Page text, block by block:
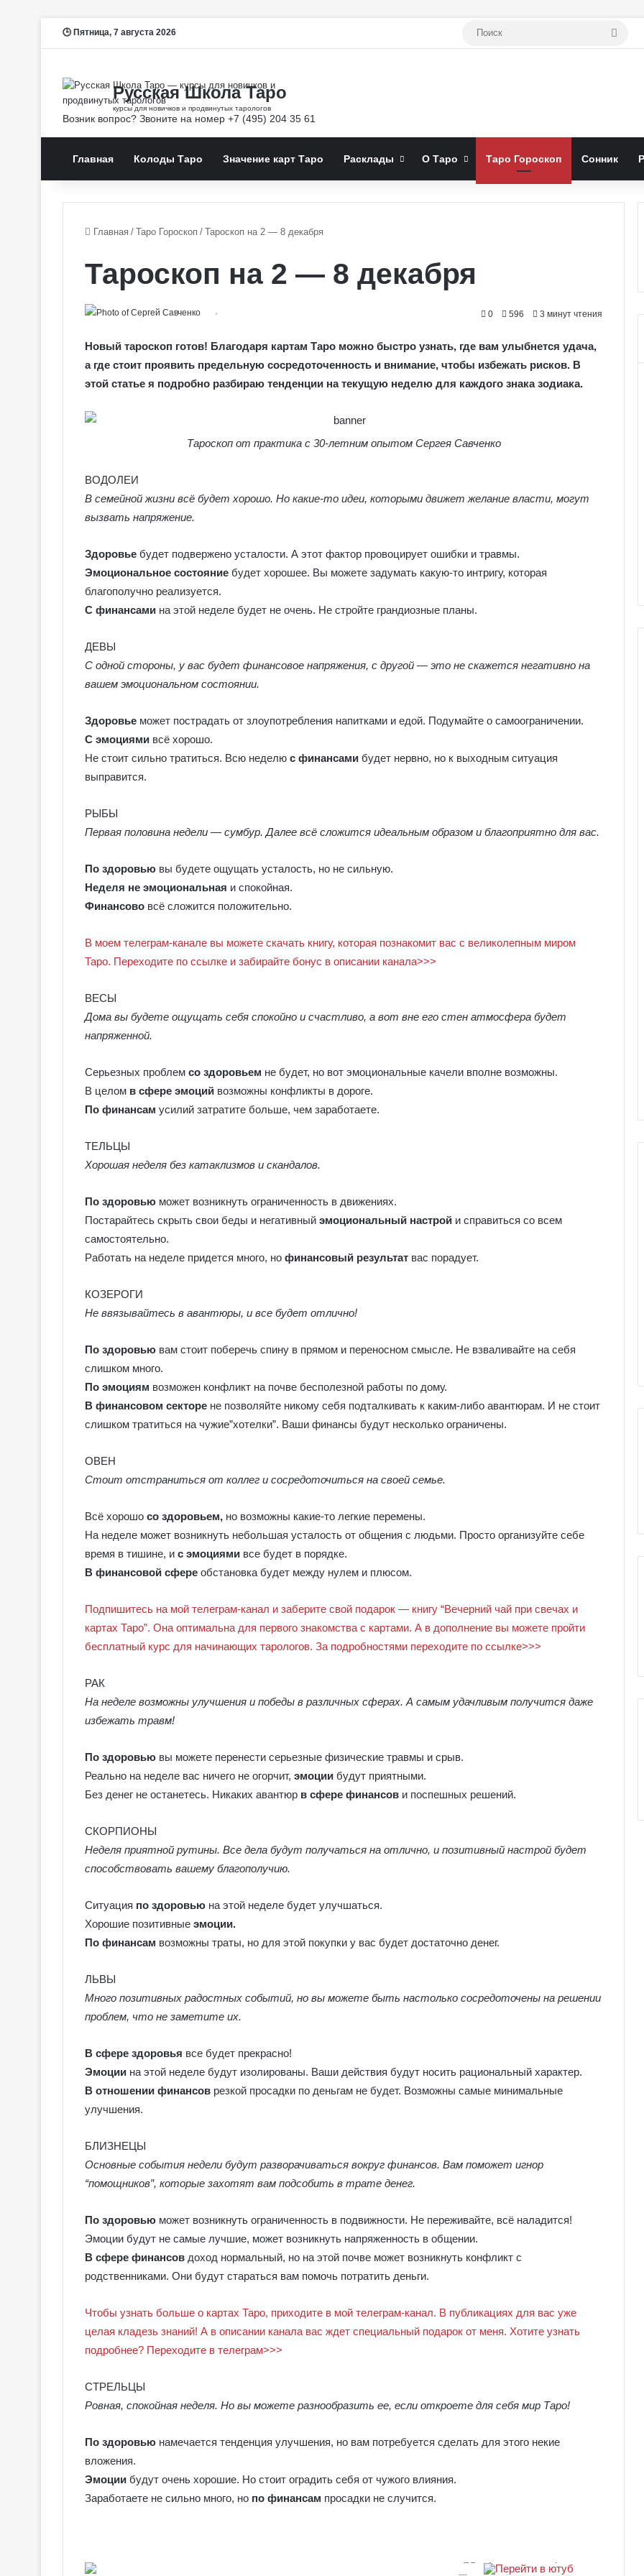
Пятница, 7 августа 2026
Главная Колоды Таро Значение карт Таро Расклады О Таро Таро Гороскоп Сонник
Главная / Таро Гороскоп / Тароскоп на 2 — 8 декабря
Тароскоп на 2 — 8 декабря
0 596 3 минут чтения
Новый тароскоп готов! Благодаря картам Таро можно быстро узнать, где вам улыбнется удача,
а где стоит проявить предельную сосредоточенность и внимание, чтобы избежать рисков. В
этой статье я подробно разбираю тенденции на текущую неделю для каждого знака зодиака.
Тароскоп от практика с 30-летним опытом Сергея Савченко
ВОДОЛЕИ
В семейной жизни всё будет хорошо. Но какие-то идеи, которыми движет желание власти, могут
вызвать напряжение.
Здоровье будет подвержено усталости. А этот фактор провоцирует ошибки и травмы.
Эмоциональное состояние будет хорошее. Вы можете задумать какую-то интригу, которая
благополучно реализуется.
С финансами на этой неделе будет не очень. Не стройте грандиозные планы.
ДЕВЫ
С одной стороны, у вас будет финансовое напряжения, с другой — это не скажется негативно на
вашем эмоциональном состоянии.
Здоровье может пострадать от злоупотребления напитками и едой. Подумайте о самоограничении.
С эмоциями всё хорошо.
Не стоит сильно тратиться. Всю неделю с финансами будет нервно, но к выходным ситуация
выправится.
РЫБЫ
Первая половина недели — сумбур. Далее всё сложится идеальным образом и благоприятно для вас.
По здоровью вы будете ощущать усталость, но не сильную.
Неделя не эмоциональная и спокойная.
Финансово всё сложится положительно.
В моем телеграм-канале вы можете скачать книгу, которая познакомит вас с великолепным миром
Таро. Переходите по ссылке и забирайте бонус в описании канала>>>
ВЕСЫ
Дома вы будете ощущать себя спокойно и счастливо, а вот вне его стен атмосфера будет
напряженной.
Серьезных проблем со здоровьем не будет, но вот эмоциональные качели вполне возможны.
В целом в сфере эмоций возможны конфликты в дороге.
По финансам усилий затратите больше, чем заработаете.
ТЕЛЬЦЫ
Хорошая неделя без катаклизмов и скандалов.
По здоровью может возникнуть ограниченность в движениях.
Постарайтесь скрыть свои беды и негативный эмоциональный настрой и справиться со всем
самостоятельно.
Работать на неделе придется много, но финансовый результат вас порадует.
КОЗЕРОГИ
Не ввязывайтесь в авантюры, и все будет отлично!
По здоровью вам стоит поберечь спину в прямом и переносном смысле. Не взваливайте на себя
слишком много.
По эмоциям возможен конфликт на почве бесполезной работы по дому.
В финансовом секторе не позволяйте никому себя подталкивать к каким-либо авантюрам. И не стоит
слишком тратиться на чужие”хотелки”. Ваши финансы будут несколько ограничены.
ОВЕН
Стоит отстраниться от коллег и сосредоточиться на своей семье.
Всё хорошо со здоровьем, но возможны какие-то легкие перемены.
На неделе может возникнуть небольшая усталость от общения с людьми. Просто организуйте себе
время в тишине, и с эмоциями все будет в порядке.
В финансовой сфере обстановка будет между нулем и плюсом.
Подпишитесь на мой телеграм-канал и заберите свой подарок — книгу “Вечерний чай при свечах и
картах Таро”. Она оптимальна для первого знакомства с картами. А в дополнение вы можете пройти
бесплатный курс для начинающих тарологов. За подробностями переходите по ссылке>>>
РАК
На неделе возможны улучшения и победы в различных сферах. А самым удачливым получится даже
избежать травм!
По здоровью вы можете перенести серьезные физические травмы и срыв.
Реально на неделе вас ничего не огорчит, эмоции будут приятными.
Без денег не останетесь. Никаких авантюр в сфере финансов и поспешных решений.
СКОРПИОНЫ
Неделя приятной рутины. Все дела будут получаться на отлично, и позитивный настрой будет
способствовать вашему благополучию.
Ситуация по здоровью на этой неделе будет улучшаться.
Хорошие позитивные эмоции.
По финансам возможны траты, но для этой покупки у вас будет достаточно денег.
ЛЬВЫ
Много позитивных радостных событий, но вы можете быть настолько сосредоточены на решении
проблем, что не заметите их.
В сфере здоровья все будет прекрасно!
Эмоции на этой неделе будут изолированы. Ваши действия будут носить рациональный характер.
В отношении финансов резкой просадки по деньгам не будет. Возможны самые минимальные
улучшения.
БЛИЗНЕЦЫ
Основные события недели будут разворачиваться вокруг финансов. Вам поможет игнор
“помощников”, которые захотят вам подсобить в трате денег.
По здоровью может возникнуть ограниченность в подвижности. Не переживайте, всё наладится!
Эмоции будут не самые лучшие, может возникнуть напряженность в общении.
В сфере финансов доход нормальный, но на этой почве может возникнуть конфликт с
родственниками. Они будут стараться вам помочь потратить деньги.
Чтобы узнать больше о картах Таро, приходите в мой телеграм-канал. В публикациях для вас уже
целая кладезь знаний! А в описании канала вас ждет специальный подарок от меня. Хотите узнать
подробнее? Переходите в телеграм>>>
СТРЕЛЬЦЫ
Ровная, спокойная неделя. Но вы можете разнообразить ее, если откроете для себя мир Таро!
По здоровью намечается тенденция улучшения, но вам потребуется сделать для этого некие
вложения.
Эмоции будут очень хорошие. Но стоит оградить себя от чужого влияния.
Заработаете не сильно много, но по финансам просадки не случится.
е
к
л
ы
С
е
р
н
о
К
о
д
с
о
Колдовское Таро
е
л
ы
Т
а
и
л
Ч
к
к
Николетта Чекколи